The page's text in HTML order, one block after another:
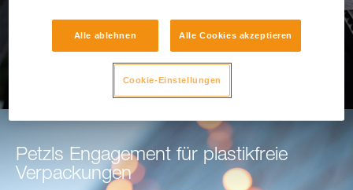
Petzls Engagement für plastikfreie
Verpackungen
Alle ablehnen Alle Cookies akzeptieren
Cookie-Einstellungen